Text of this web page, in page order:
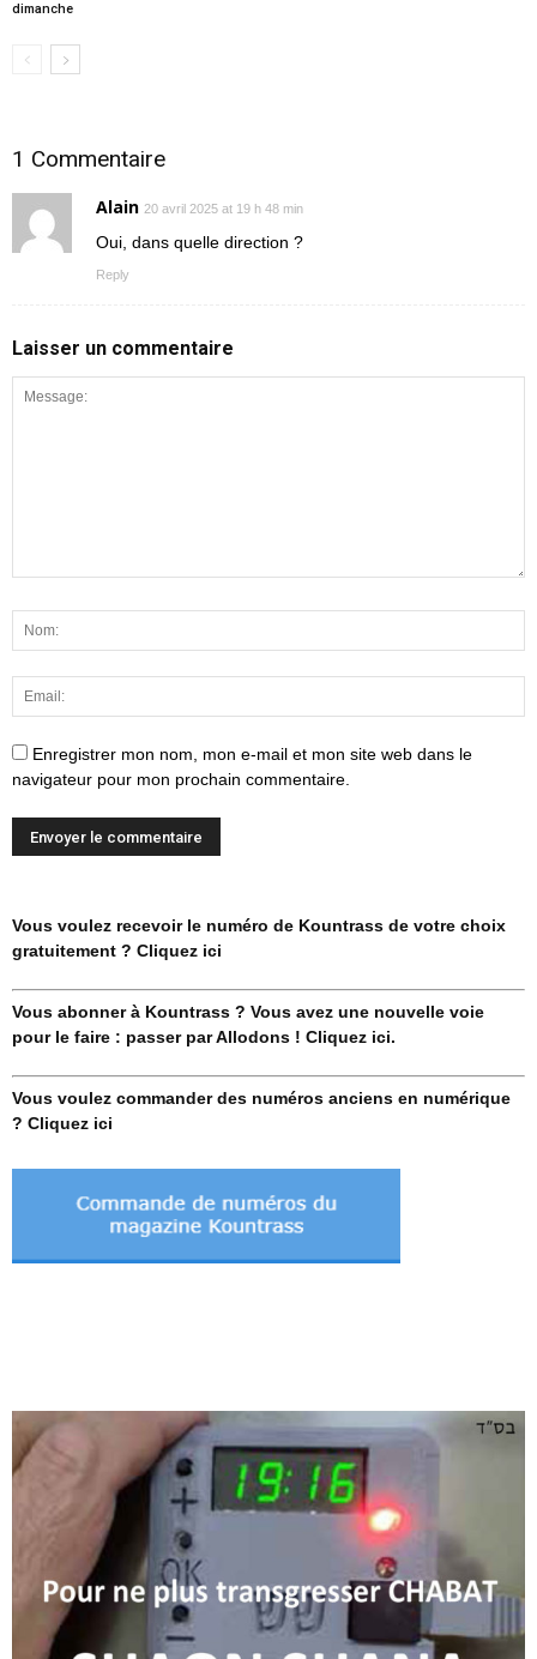
dimanche
1 Commentaire
Alain 20 avril 2025 at 19 h 48 min
Oui, dans quelle direction ?
Reply
Laisser un commentaire
Enregistrer mon nom, mon e-mail et mon site web dans le
navigateur pour mon prochain commentaire.
Vous voulez recevoir le numéro de Kountrass de votre choix
gratuitement ? Cliquez ici
Vous abonner à Kountrass ? Vous avez une nouvelle voie
pour le faire : passer par Allodons ! Cliquez ici.
Vous voulez commander des numéros anciens en numérique
? Cliquez ici